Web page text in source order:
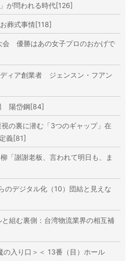
が問われる時代[126]
葬式事情[118]
優勝はあの女子プロのおかげで
ィア創業者 ジェンスン・フアン
陽岱鋼[84]
の裏に潜む「3つのギャップ」在
義[81]
「謝謝老板、言われて明日も、ま
デジタル化（10）団結と見えな
組む裏側：台湾物流業界の相互補
入り口＞＜ 13番（目）ホール